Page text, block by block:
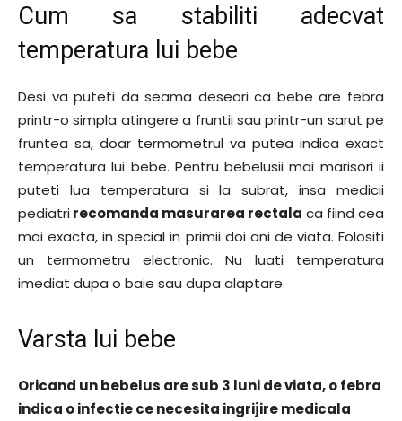
Cum sa stabiliti adecvat
temperatura lui bebe
Desi va puteti da seama deseori ca bebe are febra
printr-o simpla atingere a fruntii sau printr-un sarut pe
fruntea sa, doar termometrul va putea indica exact
temperatura lui bebe. Pentru bebelusii mai marisori ii
puteti lua temperatura si la subrat, insa medicii
pediatrirecomanda masurarea rectala ca fiind cea
mai exacta, in special in primii doi ani de viata. Folositi
un termometru electronic. Nu luati temperatura
imediat dupa o baie sau dupa alaptare.
Varsta lui bebe
Oricand un bebelus are sub 3 luni de viata, o febra
indica o infectie ce necesita ingrijire medicala